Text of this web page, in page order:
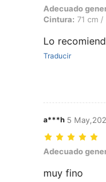
Adecuado
Adecuado
Cintura: 71 cm
Lo
Traducir
a***h 5
Adecuado
Adecuado
muy fino